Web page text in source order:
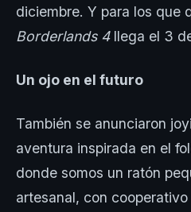
diciembre. Y para los que
Borderlands 4llega el 3
Un ojo en el futuro
También se anunciaron
aventura inspirada en el
donde somos un ratón
artesanal, con